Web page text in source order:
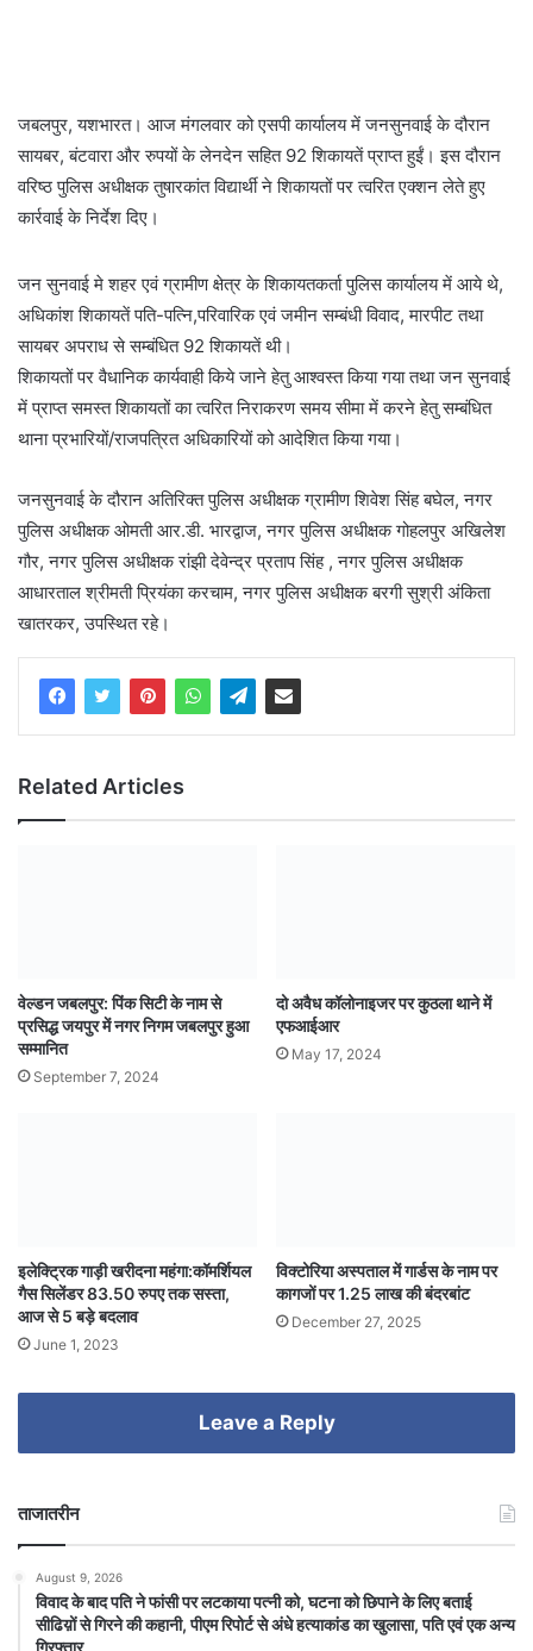
जबलपुर, यशभारत। आज मंगलवार को एसपी कार्यालय में जनसुनवाई के दौरान
सायबर, बंटवारा और रुपयों के लेनदेन सहित 92 शिकायतें प्राप्त हुईं। इस दौरान
वरिष्ठ पुलिस अधीक्षक तुषारकांत विद्यार्थी ने शिकायतों पर त्वरित एक्शन लेते हुए
कार्रवाई के निर्देश दिए।
जन सुनवाई मे शहर एवं ग्रामीण क्षेत्र के शिकायतकर्ता पुलिस कार्यालय में आये थे,
अधिकांश शिकायतें पति-पत्नि,परिवारिक एवं जमीन सम्बंधी विवाद, मारपीट तथा
सायबर अपराध से सम्बंधित 92 शिकायतें थी।
शिकायतों पर वैधानिक कार्यवाही किये जाने हेतु आश्वस्त किया गया तथा जन सुनवाई
में प्राप्त समस्त शिकायतों का त्वरित निराकरण समय सीमा में करने हेतु सम्बंधित
थाना प्रभारियों/राजपत्रित अधिकारियों को आदेशित किया गया।
जनसुनवाई के दौरान अतिरिक्त पुलिस अधीक्षक ग्रामीण शिवेश सिंह बघेल, नगर
पुलिस अधीक्षक ओमती आर.डी. भारद्वाज, नगर पुलिस अधीक्षक गोहलपुर अखिलेश
गौर, नगर पुलिस अधीक्षक रांझी देवेन्द्र प्रताप सिंह , नगर पुलिस अधीक्षक
आधारताल श्रीमती प्रियंका करचाम, नगर पुलिस अधीक्षक बरगी सुश्री अंकिता
खातरकर, उपस्थित रहे।
Related Articles
वेल्डन जबलपुर: पिंक सिटी के नाम से
प्रसिद्ध जयपुर में नगर निगम जबलपुर हुआ
सम्मानित
September 7, 2024
दो अवैध कॉलोनाइजर पर कुठला थाने में
एफआईआर
May 17, 2024
इलेक्ट्रिक गाड़ी खरीदना महंगा:कॉमर्शियल
गैस सिलेंडर 83.50 रुपए तक सस्ता,
आज से 5 बड़े बदलाव
June 1, 2023
विक्टोरिया अस्पताल में गार्डस के नाम पर
कागजों पर 1.25 लाख की बंदरबांट
December 27, 2025
Leave a Reply
ताजातरीन
August 9, 2026
विवाद के बाद पति ने फांसी पर लटकाया पत्नी को, घटना को छिपाने के लिए बताई
सीढिय़ों से गिरने की कहानी, पीएम रिपोर्ट से अंधे हत्याकांड का खुलासा, पति एवं एक अन्य